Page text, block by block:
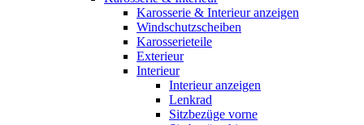
Karosserie & Interieur anzeigen
Windschutzscheiben
Karosserieteile
Exterieur
Interieur
Interieur anzeigen
Lenkrad
Sitzbezüge vorne